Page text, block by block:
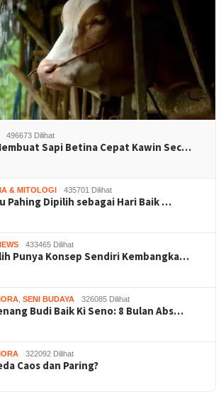
496673 Dilihat
Sapi Betina Cepat Kawin Sec…
& MITOLOGI 435701 Dilihat
Pahing Dipilih sebagai Hari Baik …
433465 Dilihat
Punya Konsep Sendiri Kembangka…
SENI BUDAYA 326085 Dilihat
Budi Baik Ki Seno: 8 Bulan Abs…
322092 Dilihat
Caos dan Paring?